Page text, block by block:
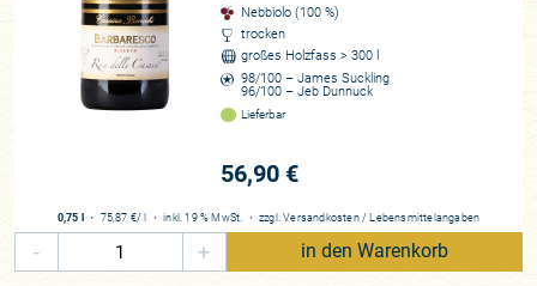
Nebbiolo (100 %)
trocken
großes Holzfass > 300 l
98/100 – James Suckling
96/100 – Jeb Dunnuck
Lieferbar
56,90 €
0,75 l ・ 75,87 €/ l ・inkl. 19 % MwSt. ・ zzgl.Versandkosten / Lebensmittelangaben
- + in den Warenkorb